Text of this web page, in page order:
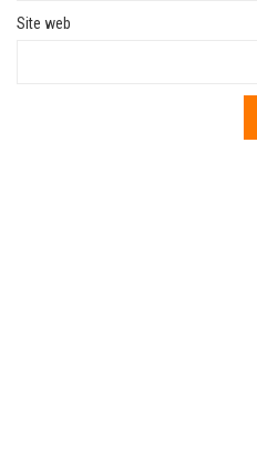
Site web